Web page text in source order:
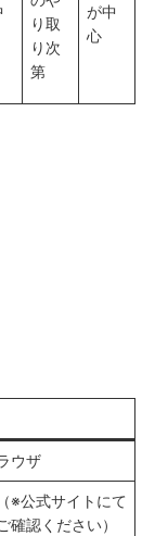
り取
り次
第
が中
心
ウザ
※公式サイトにて
確認ください）